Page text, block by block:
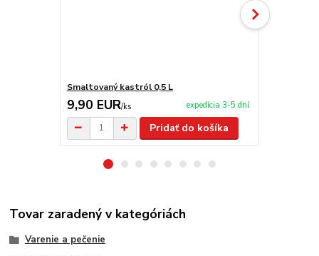
Smaltovaný kastról 0,5 L
9,90 EUR/ks expedícia 3-5 dní
Pridať do košíka
Tovar zaradený v kategóriách
Varenie a pečenie